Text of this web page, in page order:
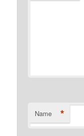
Name *